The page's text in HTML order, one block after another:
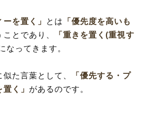
ーを置く」 とは
「優先度を高いも
ことであり、
「重きを置く(重視す
なってきます。
似た言葉として、
「優先する・プ
く」 があるのです。